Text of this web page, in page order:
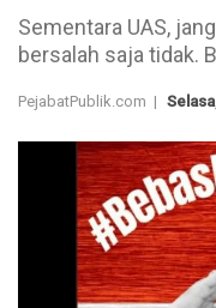
Sementara UAS,
bersalah saja tidak.
PejabatPublik.com |